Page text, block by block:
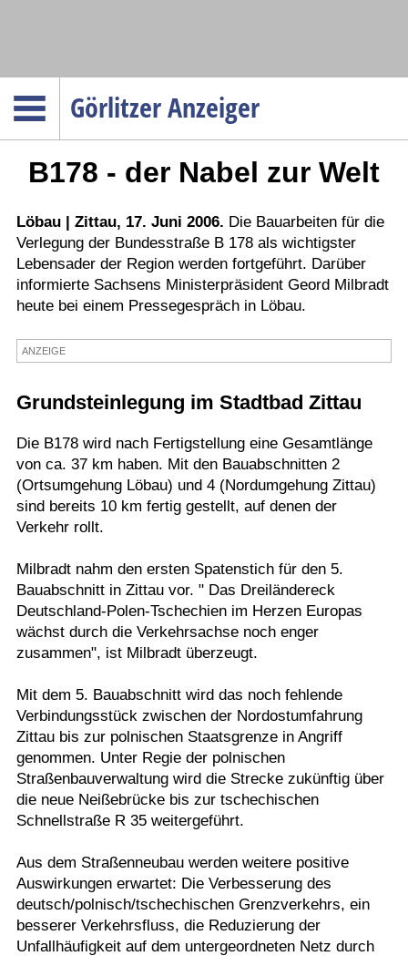
Görlitzer Anzeiger
Menüpunkte
Politik
Gesellschaft
Wirtschaft
Service
Verkehr
Gesundheit
Sport
Termine
Kostenlos
B178 - der Nabel zur Welt
Löbau | Zittau, 17. Juni 2006. Die Bauarbeiten für die
Verlegung der Bundesstraße B 178 als wichtigster
Lebensader der Region werden fortgeführt. Darüber
informierte Sachsens Ministerpräsident Geord Milbradt
heute bei einem Pressegespräch in Löbau.
ANZEIGE
Grundsteinlegung im Stadtbad Zittau
Die B178 wird nach Fertigstellung eine Gesamtlänge
von ca. 37 km haben. Mit den Bauabschnitten 2
(Ortsumgehung Löbau) und 4 (Nordumgehung Zittau)
sind bereits 10 km fertig gestellt, auf denen der
Verkehr rollt.
Milbradt nahm den ersten Spatenstich für den 5.
Bauabschnitt in Zittau vor. " Das Dreiländereck
Deutschland-Polen-Tschechien im Herzen Europas
wächst durch die Verkehrsachse noch enger
zusammen", ist Milbradt überzeugt.
Mit dem 5. Bauabschnitt wird das noch fehlende
Verbindungsstück zwischen der Nordostumfahrung
Zittau bis zur polnischen Staatsgrenze in Angriff
genommen. Unter Regie der polnischen
Straßenbauverwaltung wird die Strecke zukünftig über
die neue Neißebrücke bis zur tschechischen
Schnellstraße R 35 weitergeführt.
Aus dem Straßenneubau werden weitere positive
Auswirkungen erwartet: Die Verbesserung des
deutsch/polnisch/tschechischen Grenzverkehrs, ein
besserer Verkehrsfluss, die Reduzierung der
Unfallhäufigkeit auf dem untergeordneten Netz durch